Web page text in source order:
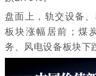
盘面上，轨交设备
板块涨幅居前；煤
务、风电设备板块下